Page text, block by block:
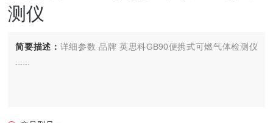
测仪
简要描述： 详细参数 品牌 英思科GB90便携式可燃气体检测仪